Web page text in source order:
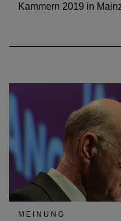
Kammern 2019 in
MEINUNG